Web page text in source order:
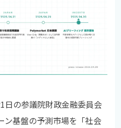
日の参議院財政金融委員会
ン基盤の予測市場を「社会